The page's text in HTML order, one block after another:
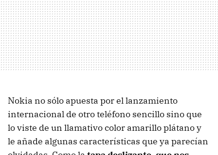
Nokia no sólo apuesta por el lanzamiento
internacional de otro teléfono sencillo sino que
lo viste de un llamativo color amarillo plátano y
le añade algunas características que ya parecían